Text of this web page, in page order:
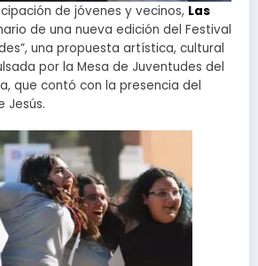
de jóvenes y vecinos, Las
de una nueva edición del Festival
una propuesta artística, cultural
por la Mesa de Juventudes del
que contó con la presencia del
Jesús.